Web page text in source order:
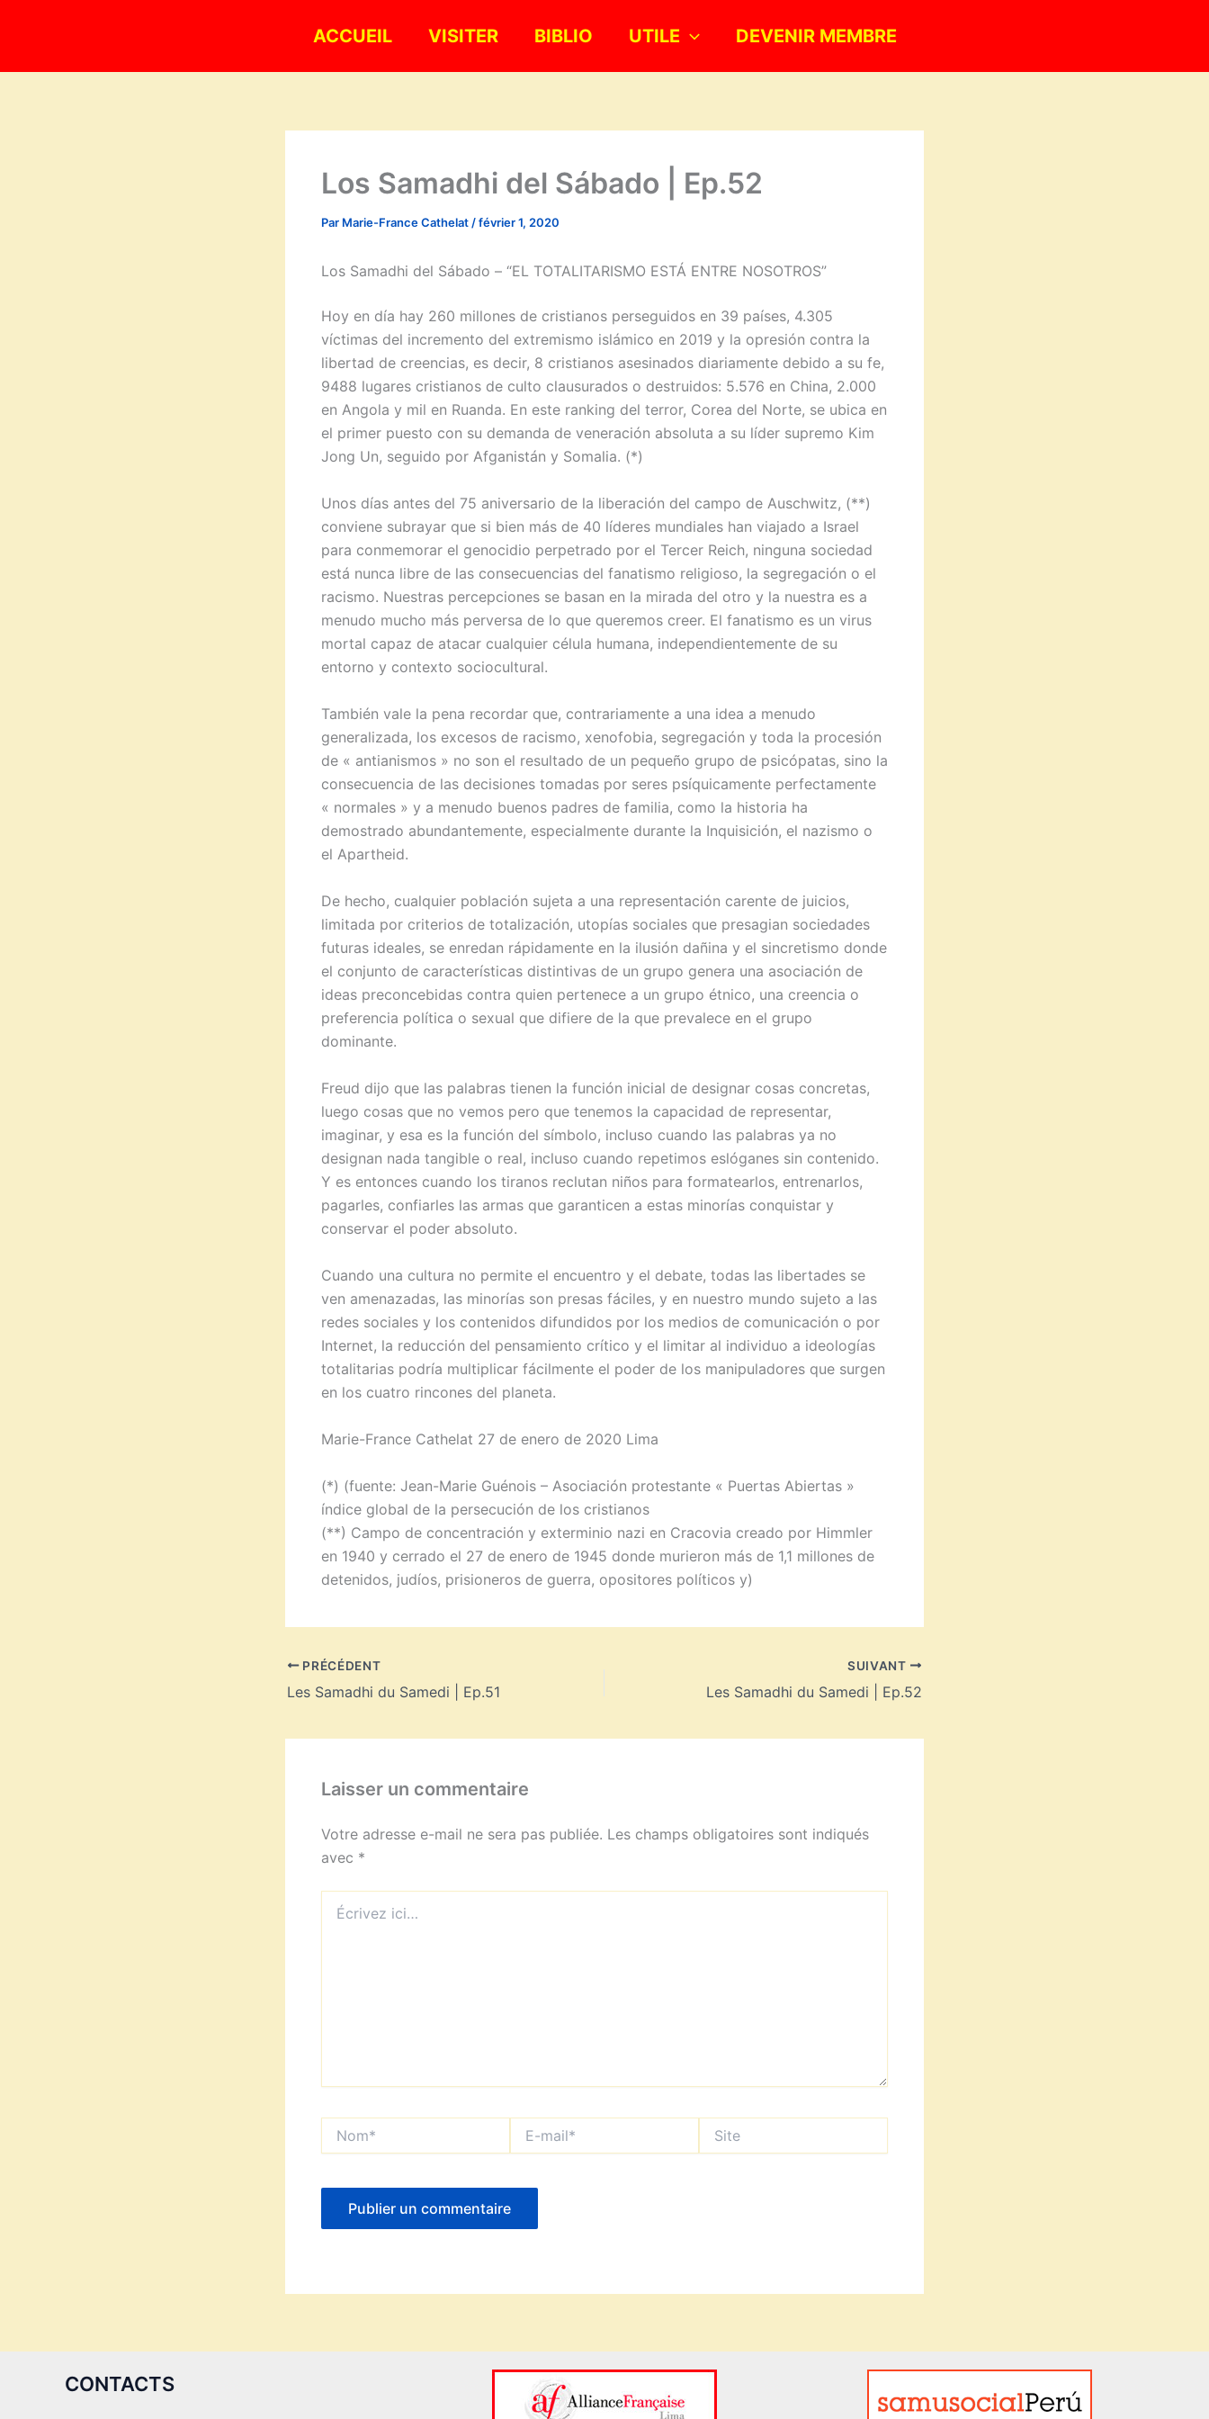
ACCUEIL VISITER BIBLIO UTILE DEVENIR MEMBRE
Los Samadhi del Sábado | Ep.52
Par Marie-France Cathelat /février 1, 2020
Los Samadhi del Sábado – “EL TOTALITARISMO ESTÁ ENTRE NOSOTROS”
Hoy en día hay 260 millones de cristianos perseguidos en 39 países, 4.305
víctimas del incremento del extremismo islámico en 2019 y la opresión contra la
libertad de creencias, es decir, 8 cristianos asesinados diariamente debido a su fe,
9488 lugares cristianos de culto clausurados o destruidos: 5.576 en China, 2.000
en Angola y mil en Ruanda. En este ranking del terror, Corea del Norte, se ubica en
el primer puesto con su demanda de veneración absoluta a su líder supremo Kim
Jong Un, seguido por Afganistán y Somalia. (*)
Unos días antes del 75 aniversario de la liberación del campo de Auschwitz, (**)
conviene subrayar que si bien más de 40 líderes mundiales han viajado a Israel
para conmemorar el genocidio perpetrado por el Tercer Reich, ninguna sociedad
está nunca libre de las consecuencias del fanatismo religioso, la segregación o el
racismo. Nuestras percepciones se basan en la mirada del otro y la nuestra es a
menudo mucho más perversa de lo que queremos creer. El fanatismo es un virus
mortal capaz de atacar cualquier célula humana, independientemente de su
entorno y contexto sociocultural.
También vale la pena recordar que, contrariamente a una idea a menudo
generalizada, los excesos de racismo, xenofobia, segregación y toda la procesión
de « antianismos » no son el resultado de un pequeño grupo de psicópatas, sino la
consecuencia de las decisiones tomadas por seres psíquicamente perfectamente
« normales » y a menudo buenos padres de familia, como la historia ha
demostrado abundantemente, especialmente durante la Inquisición, el nazismo o
el Apartheid.
De hecho, cualquier población sujeta a una representación carente de juicios,
limitada por criterios de totalización, utopías sociales que presagian sociedades
futuras ideales, se enredan rápidamente en la ilusión dañina y el sincretismo donde
el conjunto de características distintivas de un grupo genera una asociación de
ideas preconcebidas contra quien pertenece a un grupo étnico, una creencia o
preferencia política o sexual que difiere de la que prevalece en el grupo
dominante.
Freud dijo que las palabras tienen la función inicial de designar cosas concretas,
luego cosas que no vemos pero que tenemos la capacidad de representar,
imaginar, y esa es la función del símbolo, incluso cuando las palabras ya no
designan nada tangible o real, incluso cuando repetimos eslóganes sin contenido.
Y es entonces cuando los tiranos reclutan niños para formatearlos, entrenarlos,
pagarles, confiarles las armas que garanticen a estas minorías conquistar y
conservar el poder absoluto.
Cuando una cultura no permite el encuentro y el debate, todas las libertades se
ven amenazadas, las minorías son presas fáciles, y en nuestro mundo sujeto a las
redes sociales y los contenidos difundidos por los medios de comunicación o por
Internet, la reducción del pensamiento crítico y el limitar al individuo a ideologías
totalitarias podría multiplicar fácilmente el poder de los manipuladores que surgen
en los cuatro rincones del planeta.
Marie-France Cathelat 27 de enero de 2020 Lima
(*) (fuente: Jean-Marie Guénois – Asociación protestante « Puertas Abiertas »
índice global de la persecución de los cristianos
(**) Campo de concentración y exterminio nazi en Cracovia creado por Himmler
en 1940 y cerrado el 27 de enero de 1945 donde murieron más de 1,1 millones de
detenidos, judíos, prisioneros de guerra, opositores políticos y)
PRÉCÉDENT
Les Samadhi du Samedi | Ep.51
SUIVANT
Les Samadhi du Samedi | Ep.52
Laisser un commentaire
Votre adresse e-mail ne sera pas publiée. Les champs obligatoires sont indiqués
avec *
ici…
mail*
CONTACTS